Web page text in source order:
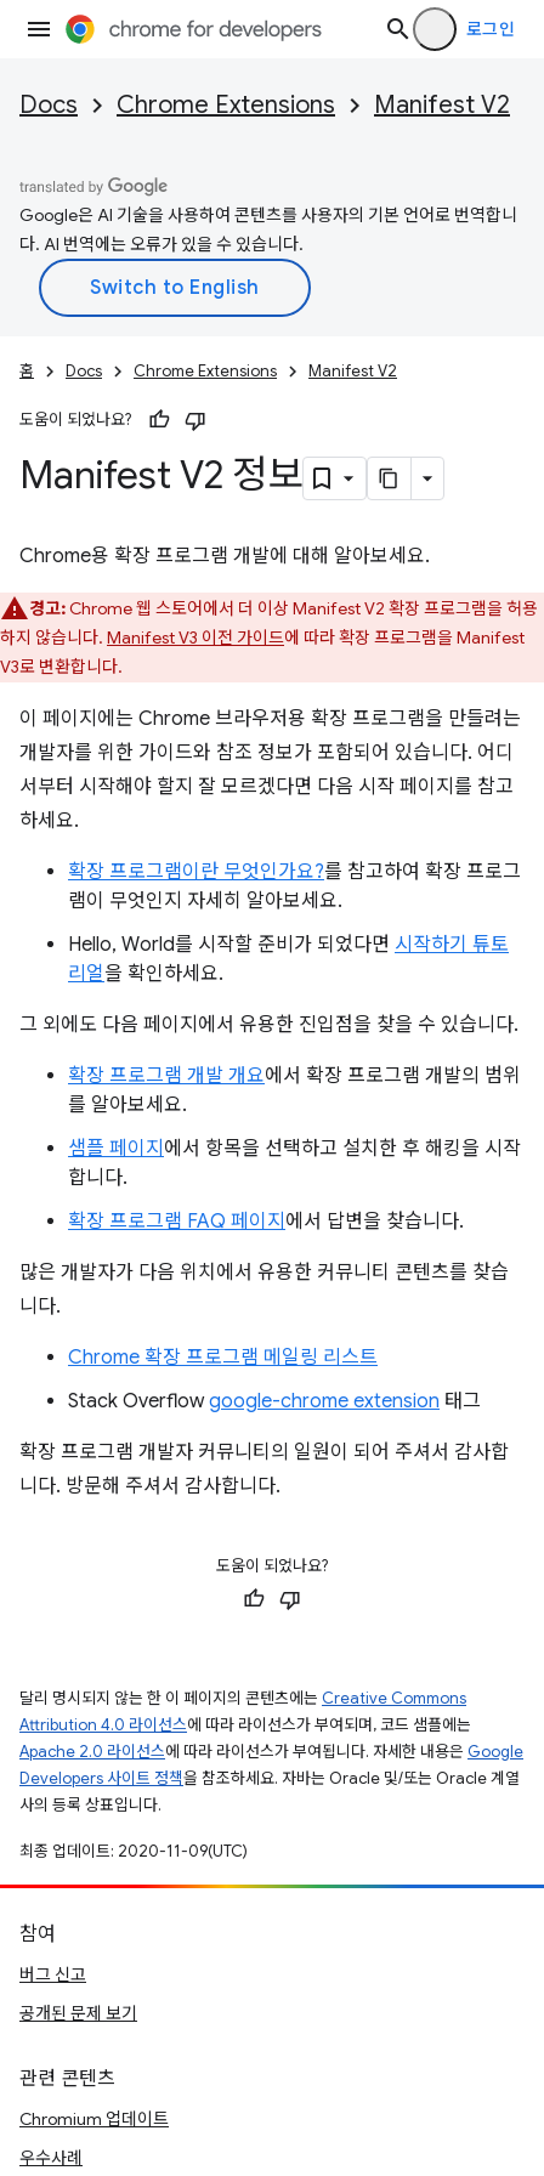
로그인
Docs Chrome Extensions Manifest V2
Google은 AI 기술을 사용하여 콘텐츠를 사용자의 기본 언어로 번역합니
다. AI 번역에는 오류가 있을 수 있습니다.
홈 Docs Chrome Extensions Manifest V2
도움이 되었나요?
Manifest V2 정보
Chrome용 확장 프로그램 개발에 대해 알아보세요.
경고:Chrome 웹 스토어에서 더 이상 Manifest V2 확장 프로그램을 허용
하지 않습니다. Manifest V3 이전 가이드에 따라 확장 프로그램을 Manifest
V3로 변환합니다.
이 페이지에는 Chrome 브라우저용 확장 프로그램을 만들려는
개발자를 위한 가이드와 참조 정보가 포함되어 있습니다. 어디
서부터 시작해야 할지 잘 모르겠다면 다음 시작 페이지를 참고
하세요.
확장 프로그램이란 무엇인가요?를 참고하여 확장 프로그
램이 무엇인지 자세히 알아보세요.
Hello, World를 시작할 준비가 되었다면 시작하기 튜토
리얼을 확인하세요.
그 외에도 다음 페이지에서 유용한 진입점을 찾을 수 있습니다.
확장 프로그램 개발 개요에서 확장 프로그램 개발의 범위
를 알아보세요.
샘플 페이지 에서 항목을 선택하고 설치한 후 해킹을 시작
합니다.
확장 프로그램 FAQ 페이지 에서 답변을 찾습니다.
많은 개발자가 다음 위치에서 유용한 커뮤니티 콘텐츠를 찾습
니다.
Chrome 확장 프로그램 메일링 리스트
Stack Overflowgoogle-chrome extension 태그
확장 프로그램 개발자 커뮤니티의 일원이 되어 주셔서 감사합
니다. 방문해 주셔서 감사합니다.
도움이 되었나요?
달리 명시되지 않는 한 이 페이지의 콘텐츠에는 Creative Commons
Attribution 4.0 라이선스에 따라 라이선스가 부여되며, 코드 샘플에는
Apache 2.0 라이선스에 따라 라이선스가 부여됩니다. 자세한 내용은 Google
Developers 사이트 정책을 참조하세요. 자바는 Oracle 및/또는 Oracle 계열
사의 등록 상표입니다.
최종 업데이트: 2020-11-09(UTC)
참여
버그 신고
공개된 문제 보기
관련 콘텐츠
Chromium 업데이트
우수사례